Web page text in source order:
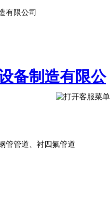
有限公司
管管道、衬四氟管道